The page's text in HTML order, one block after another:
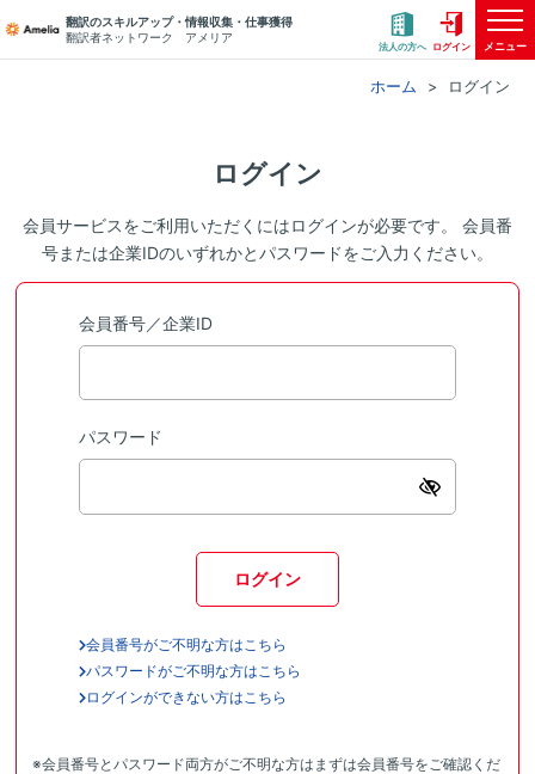
翻訳のスキルアップ・情報収集・仕事獲得
翻訳者ネットワーク アメリア
法人の方へ ログイン メニュー
ホーム ログイン
ログイン
会員サービスをご利用いただくにはログインが必要です。 会員番
号または企業IDのいずれかとパスワードをご入力ください。
会員番号／企業ID
パスワード
ログイン
会員番号がご不明な方はこちら
パスワードがご不明な方はこちら
ログインができない方はこちら
※会員番号とパスワード両方がご不明な方はまずは会員番号をご確認くだ